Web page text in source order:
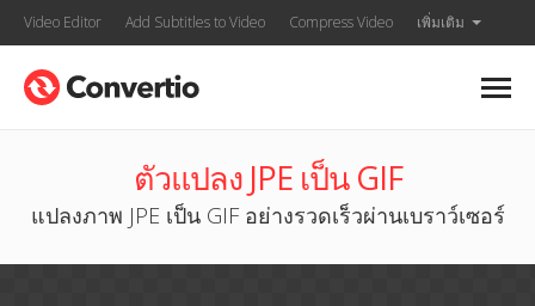
Video Editor Add Subtitles to Video Compress Video เพิ่มเติม
ตัวแปลง JPE เป็น GIF
แปลงภาพ JPE เป็น GIF อย่างรวดเร็วผ่านเบราว์เซอร์